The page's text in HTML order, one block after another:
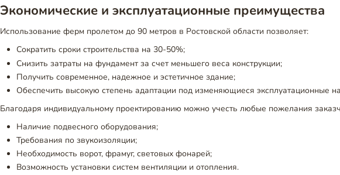
Экономические и эксплуатационные преимущества
Использование ферм пролетом до 90 метров в Ростовской области позволяет:
Сократить сроки строительства на 30-50%;
Снизить затраты на фундамент за счет меньшего веса конструкции;
Получить современное, надежное и эстетичное здание;
Обеспечить высокую степень адаптации под изменяющиеся эксплуатационные
Благодаря индивидуальному проектированию можно учесть любые пожелания
Наличие подвесного оборудования;
Требования по звукоизоляции;
Необходимость ворот, фрамуг, световых фонарей;
Возможность установки систем вентиляции и отопления.